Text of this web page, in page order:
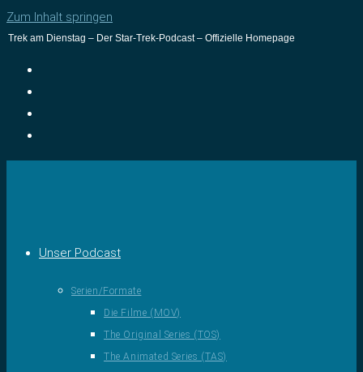
Zum Inhalt springen
Trek am Dienstag – Der Star-Trek-Podcast – Offizielle Homepage
Unser Podcast
Serien/Formate
Die Filme (MOV)
The Original Series (TOS)
The Animated Series (TAS)